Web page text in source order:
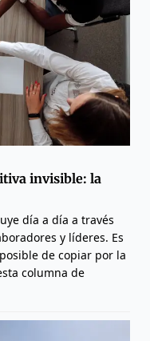
invisible: la
día a día a través
y líderes. Es
de copiar por la
columna de